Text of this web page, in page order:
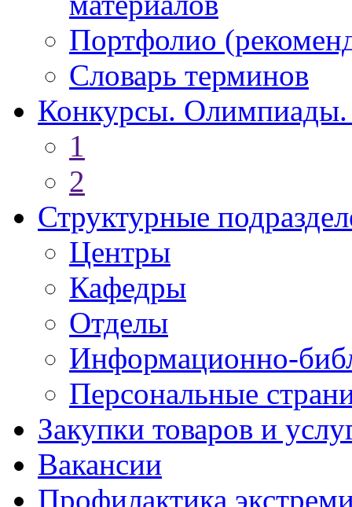
Портфолио
Словарь терминов
Конкурсы.
1
2
Структурные
Центры
Кафедры
Отделы
Информационно-
Персональные
Закупки товаров и
Вакансии
Профилактика